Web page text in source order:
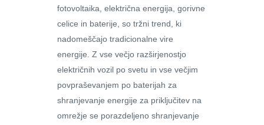
fotovoltaika, električna energija, gorivne
celice in baterije, so tržni trend, ki
nadomeščajo tradicionalne vire
energije. Z vse večjo razširjenostjo
električnih vozil po svetu in vse večjim
povpraševanjem po baterijah za
shranjevanje energije za priključitev na
omrežje se porazdeljeno shranjevanje